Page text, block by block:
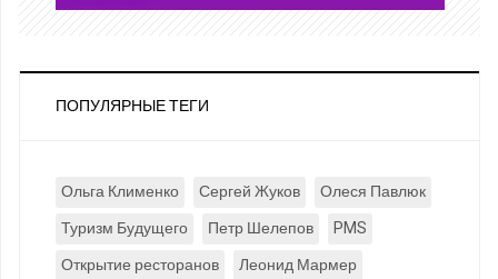
ПОПУЛЯРНЫЕ ТЕГИ
Ольга Клименко Сергей Жуков
Олеся Павлюк
Туризм Будущего
Петр Шелепов
PMS
Открытие ресторанов
Леонид Мармер